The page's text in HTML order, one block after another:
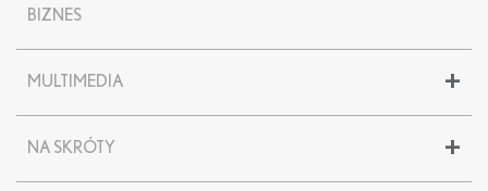
ES
LC
IS
BIZNES
+
MULTIMEDIA
Foto - modele
Video - modele
+
NA SKRÓTY